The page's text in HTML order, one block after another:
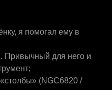
я помогал ему в
Привычный для него и
(NGC6820 /